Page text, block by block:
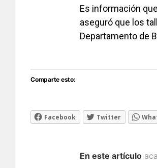
Es información
aseguró que los
Departamento de
Comparte esto:
Facebook Twitter
En este artículo